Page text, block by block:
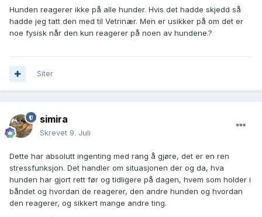
Hunden reagerer ikke på alle hunder. Hvis det hadde skjedd så
hadde jeg tatt den med til Vetrinær. Men er usikker på om det er
noe fysisk når den kun reagerer på noen av hundene.?
Siter
simira
Skrevet 9. Juli
Dette har absolutt ingenting med rang å gjøre, det er en ren
stressfunksjon. Det handler om situasjonen der og da, hva
hunden har gjort rett før og tidligere på dagen, hvem som holder i
båndet og hvordan de reagerer, den andre hunden og hvordan
den reagerer, og sikkert mange andre ting.